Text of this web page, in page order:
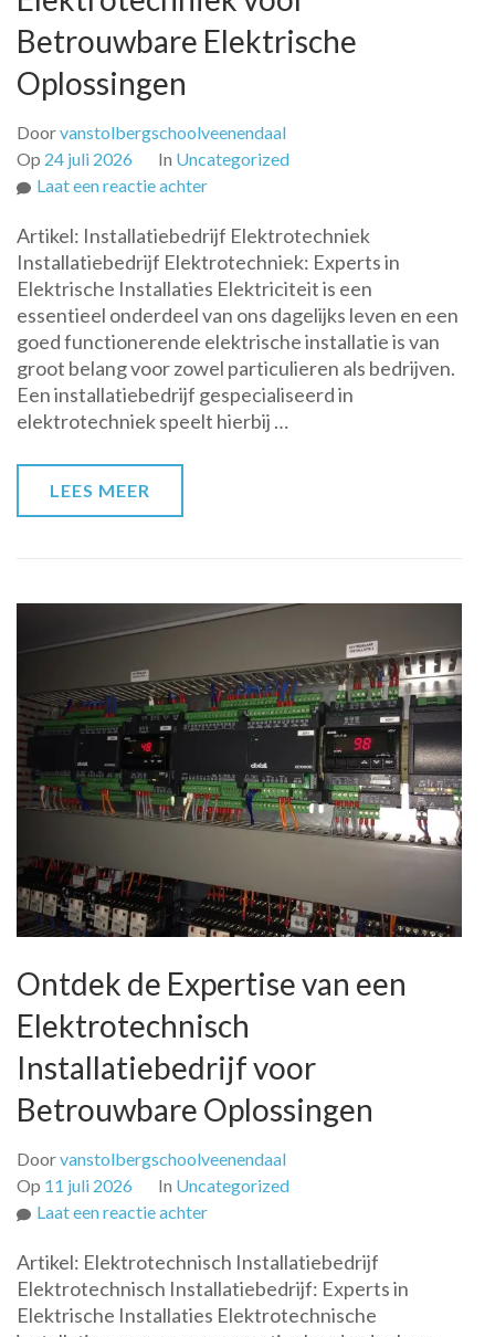
Betrouwbare Elektrische
Oplossingen
Doorvanstolbergschoolveenendaal
Op 24 juli 2026 In Uncategorized
Laat een reactie achterop
Installatiebedrijf
Elektrotechniek
voor
Betrouwbare
Elektrische
Oplossingen
Artikel: Installatiebedrijf Elektrotechniek
Installatiebedrijf Elektrotechniek: Experts in
Elektrische Installaties Elektriciteit is een
essentieel onderdeel van ons dagelijks leven en een
goed functionerende elektrische installatie is van
groot belang voor zowel particulieren als bedrijven.
Een installatiebedrijf gespecialiseerd in
elektrotechniek speelt hierbij …
LEES MEER
Ontdek de Expertise van een
Elektrotechnisch
Installatiebedrijf voor
Betrouwbare Oplossingen
Doorvanstolbergschoolveenendaal
Op 11 juli 2026 In Uncategorized
Laat een reactie achterop
de
Expertise
van
Artikel: Elektrotechnisch Installatiebedrijf
Elektrotechnisch Installatiebedrijf: Experts in
Elektrische Installaties Elektrotechnische